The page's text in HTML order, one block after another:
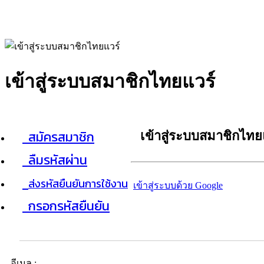
เข้าสู่ระบบสมาชิกไทยแวร์
สมัครสมาชิก
ลืมรหัสผ่าน
ส่งรหัสยืนยันการใช้งาน
กรอกรหัสยืนยัน
เข้าสู่ระบบสมาชิกไท
เข้าสู่ระบบด้วย Google